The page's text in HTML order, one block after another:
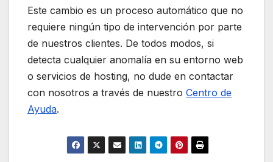
Este cambio es un proceso automático que no
requiere ningún tipo de intervención por parte
de nuestros clientes. De todos modos, si
detecta cualquier anomalía en su entorno web
o servicios de hosting, no dude en contactar
con nosotros a través de nuestro Centro de
Ayuda.